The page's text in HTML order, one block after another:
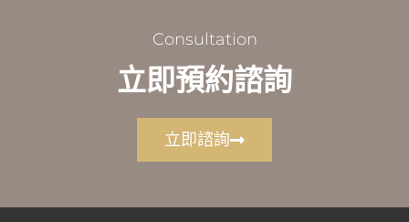
Consultation
立即預約諮詢
立即諮詢